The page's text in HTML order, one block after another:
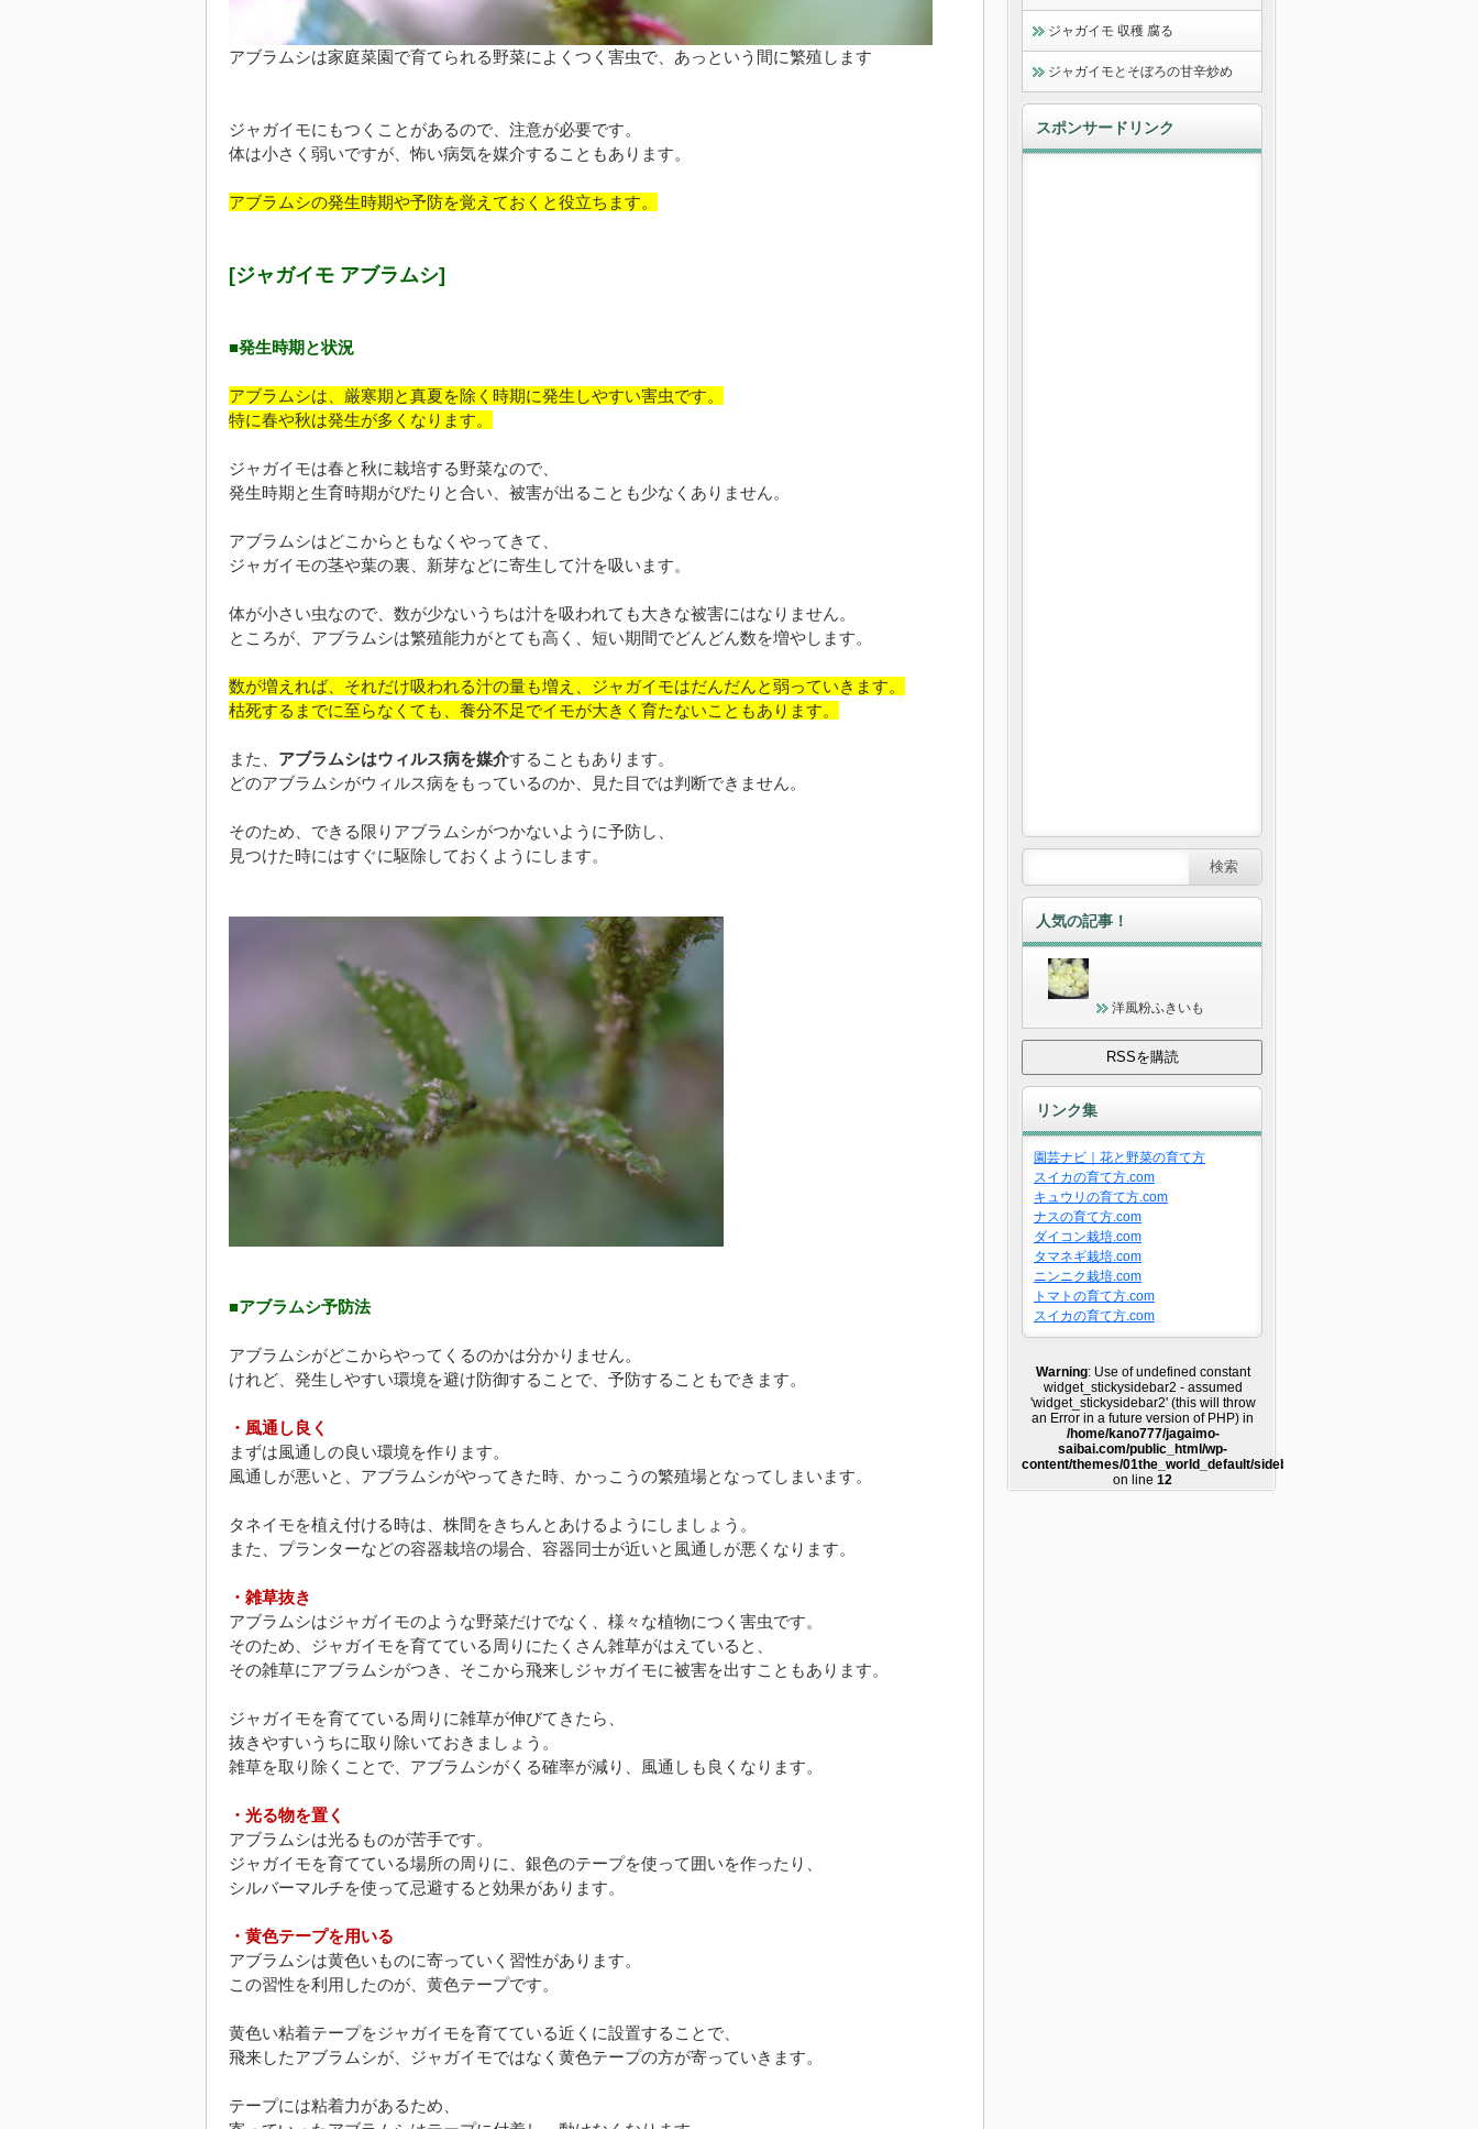
アブラムシは家庭菜園で育てられる野菜によくつく害虫で、あっという間に繁殖します
ジャガイモにもつくことがあるので、注意が必要です。
体は小さく弱いですが、怖い病気を媒介することもあります。
アブラムシの発生時期や予防を覚えておくと役立ちます。
[ジャガイモ アブラムシ]
■発生時期と状況
アブラムシは、厳寒期と真夏を除く時期に発生しやすい害虫です。
特に春や秋は発生が多くなります。
ジャガイモは春と秋に栽培する野菜なので、
発生時期と生育時期がぴたりと合い、被害が出ることも少なくありません。
アブラムシはどこからともなくやってきて、
ジャガイモの茎や葉の裏、新芽などに寄生して汁を吸います。
体が小さい虫なので、数が少ないうちは汁を吸われても大きな被害にはなりません。
ところが、アブラムシは繁殖能力がとても高く、短い期間でどんどん数を増やします。
数が増えれば、それだけ吸われる汁の量も増え、ジャガイモはだんだんと弱っていきます。
枯死するまでに至らなくても、養分不足でイモが大きく育たないこともあります。
また、 アブラムシはウィルス病を媒介することもあります。
どのアブラムシがウィルス病をもっているのか、見た目では判断できません。
そのため、できる限りアブラムシがつかないように予防し、
見つけた時にはすぐに駆除しておくようにします。
■アブラムシ予防法
アブラムシがどこからやってくるのかは分かりません。
けれど、発生しやすい環境を避け防御することで、予防することもできます。
・風通し良く
まずは風通しの良い環境を作ります。
風通しが悪いと、アブラムシがやってきた時、かっこうの繁殖場となってしまいます。
タネイモを植え付ける時は、株間をきちんとあけるようにしましょう。
また、プランターなどの容器栽培の場合、容器同士が近いと風通しが悪くなります。
・雑草抜き
アブラムシはジャガイモのような野菜だけでなく、様々な植物につく害虫です。
そのため、ジャガイモを育てている周りにたくさん雑草がはえていると、
その雑草にアブラムシがつき、そこから飛来しジャガイモに被害を出すこともあります。
ジャガイモを育てている周りに雑草が伸びてきたら、
抜きやすいうちに取り除いておきましょう。
雑草を取り除くことで、アブラムシがくる確率が減り、風通しも良くなります。
・光る物を置く
アブラムシは光るものが苦手です。
ジャガイモを育てている場所の周りに、銀色のテープを使って囲いを作ったり、
シルバーマルチを使って忌避すると効果があります。
・黄色テープを用いる
アブラムシは黄色いものに寄っていく習性があります。
この習性を利用したのが、黄色テープです。
黄色い粘着テープをジャガイモを育てている近くに設置することで、
飛来したアブラムシが、ジャガイモではなく黄色テープの方が寄っていきます。
テープには粘着力があるため、
ジャガイモ 収穫 腐る
ジャガイモとそぼろの甘辛炒め
スポンサードリンク
人気の記事！
洋風粉ふきいも
リンク集
園芸ナビ｜花と野菜の育て方
スイカの育て方.com
キュウリの育て方.com
ナスの育て方.com
ダイコン栽培.com
タマネギ栽培.com
ニンニク栽培.com
トマトの育て方.com
スイカの育て方.com
Warning: Use of undefined constant
widget_stickysidebar2 - assumed
'widget_stickysidebar2' (this will throw
an Error in a future version of PHP) in
/home/kano777/jagaimo-
saibai.com/public_html/wp-
content/themes/01the_world_default/sidebar2.php
on line 12